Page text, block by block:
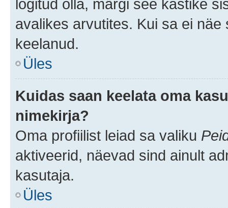
logitud olla, märgi see kastike
avalikes arvutites. Kui sa ei
keelanud.
Üles
Kuidas saan keelata oma
nimekirja?
Oma profiilist leiad sa valiku
aktiveerid, näevad sind ainult
kasutaja.
Üles